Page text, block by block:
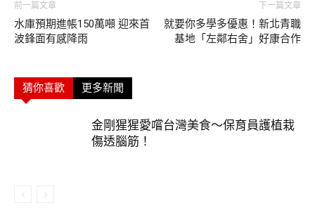
前一篇文章
水庫預期進帳150萬噸 迎來首
波鋒面有感降雨
下一篇文章
就要你多學多優惠！新北青職
基地「左鄰右舍」好康合作
猜你喜歡 更多新聞
金剛猩猩愛嚐台灣美食〜保育員護植栽
傷透腦筋！